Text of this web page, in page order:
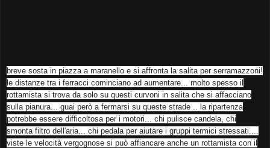
breve sosta in piazza a maranello e si affronta la salita per serramazzoni!
le distanze tra i ferracci cominciano ad aumentare... molto spesso il
rottamista si trova da solo su questi curvoni in salita che si affacciano
sulla pianura... guai però a fermarsi su queste strade .. la ripartenza
potrebbe essere difficoltosa per i motori... chi pulisce candela, chi
smonta filtro dell'aria... chi pedala per aiutare i gruppi termici stressati....
viste le velocità vergognose si può affiancare anche un rottamista con il